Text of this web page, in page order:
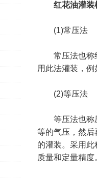
红花油灌装
(1)常压法
常压法也称纯
用此法灌装，
(2)等压法
等压法也称压
等的气压，然
的灌装。采用
质量和定量精度